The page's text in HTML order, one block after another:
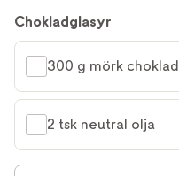
Chokladglasyr
300 g mörk choklad
2 tsk neutral olja